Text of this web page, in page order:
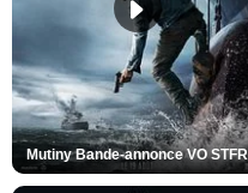
Mutiny Bande-annonce VO STFR